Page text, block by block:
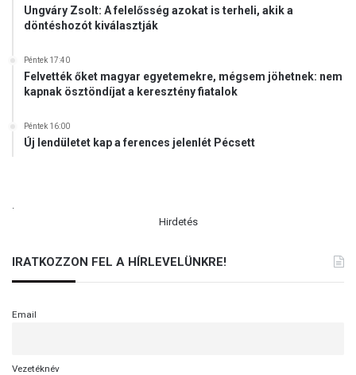
Ungváry Zsolt: A felelősség azokat is terheli, akik a
döntéshozót kiválasztják
Péntek 17:40
Felvették őket magyar egyetemekre, mégsem jöhetnek: nem
kapnak ösztöndíjat a keresztény fiatalok
Péntek 16:00
Új lendületet kap a ferences jelenlét Pécsett
.
Hirdetés
IRATKOZZON FEL A HÍRLEVELÜNKRE!
Email
Vezetéknév